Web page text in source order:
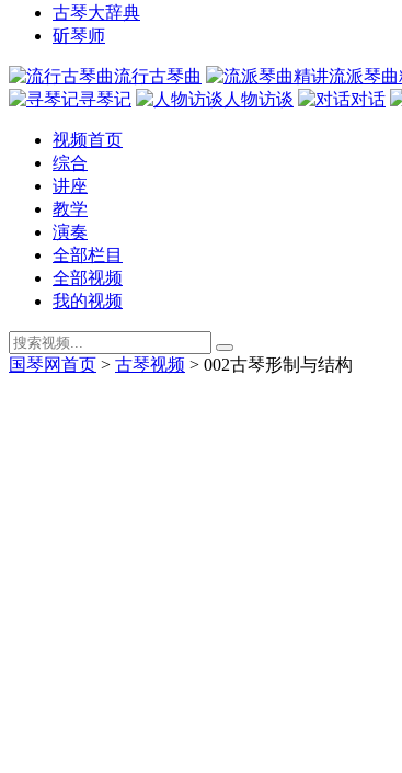
古琴大辞典
斫琴师
流行古琴曲
流派琴
寻琴记
人物访谈 对话
视频首页
综合
讲座
教学
演奏
全部栏目
全部视频
我的视频
国琴网首页 > 古琴视频 > 002古琴形制与结构